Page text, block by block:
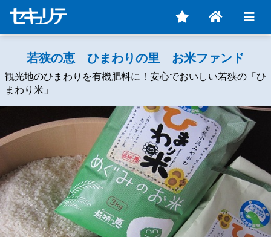
若狭の恵 ひまわりの里 お米ファンド
観光地のひまわりを有機肥料に！安心でおいしい若狭の「ひ
まわり米」